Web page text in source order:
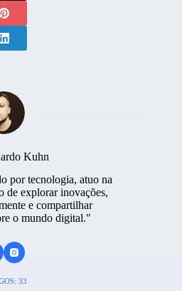
Kuhn
por tecnologia, atuo na
de explorar inovações,
e compartilhar
o mundo digital."
33